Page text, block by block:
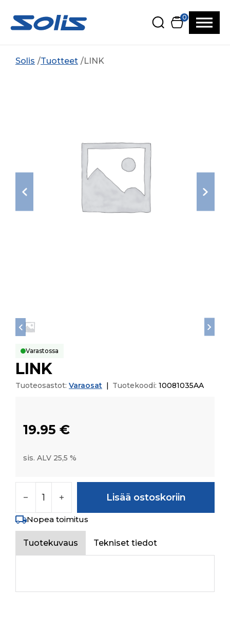
0
Solis Tuotteet LINK
Varastossa
LINK
Tuoteosastot: Varaosat Tuotekoodi: 10081035AA
19.95 €
sis. ALV 25,5 %
Lisää ostoskoriin
Nopea toimitus
Tuotekuvaus Tekniset tiedot